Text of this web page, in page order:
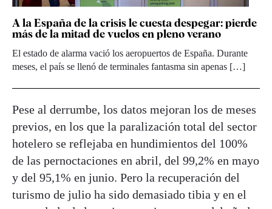
A la España de la crisis le cuesta despegar: pierde
más de la mitad de vuelos en pleno verano
El estado de alarma vació los aeropuertos de España. Durante
meses, el país se llenó de terminales fantasma sin apenas […]
Pese al derrumbe, los datos mejoran los de meses
previos, en los que la paralización total del sector
hotelero se reflejaba en hundimientos del 100%
de las pernoctaciones en abril, del 99,2% en mayo
y del 95,1% en junio. Pero la recuperación del
turismo de julio ha sido demasiado tibia y en el